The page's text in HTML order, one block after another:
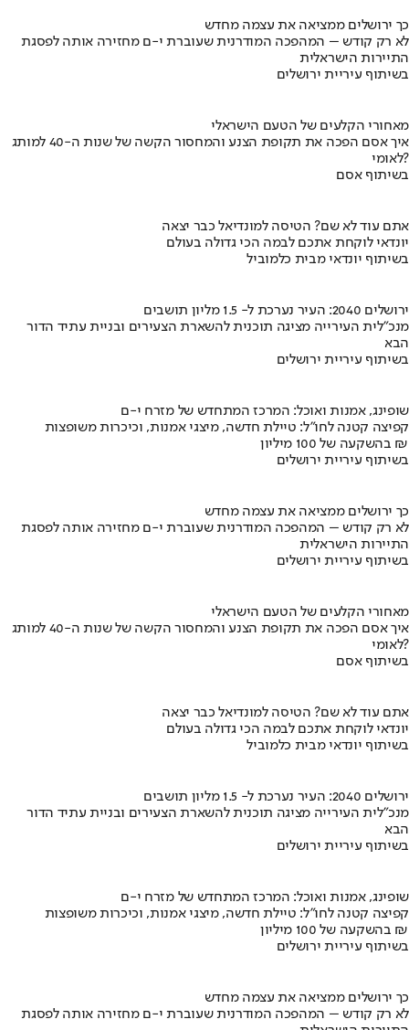
כך ירושלים ממציאה את עצמה מחדש
לא רק קודש – המהפכה המודרנית שעוברת י-ם מחזירה אותה לפסגת
התיירות הישראלית
בשיתוף עיריית ירושלים
מאחורי הקלעים של הטעם הישראלי
איך אסם הפכה את תקופת הצנע והמחסור הקשה של שנות ה-40 למותג
לאומי?
בשיתוף אסם
אתם עוד לא שם? הטיסה למונדיאל כבר יצאה
יונדאי לוקחת אתכם לבמה הכי גדולה בעולם
בשיתוף יונדאי מבית כלמוביל
ירושלים 2040: העיר נערכת ל- 1.5 מליון תושבים
מנכ"לית העירייה מציגה תוכנית להשארת הצעירים ובניית עתיד הדור
הבא
בשיתוף עיריית ירושלים
שופינג, אמנות ואוכל: המרכז המתחדש של מזרח י-ם
קפיצה קטנה לחו"ל: טיילת חדשה, מיצגי אמנות, וכיכרות משופצות
בהשקעה של 100 מיליון ₪
בשיתוף עיריית ירושלים
כך ירושלים ממציאה את עצמה מחדש
לא רק קודש – המהפכה המודרנית שעוברת י-ם מחזירה אותה לפסגת
התיירות הישראלית
בשיתוף עיריית ירושלים
מאחורי הקלעים של הטעם הישראלי
איך אסם הפכה את תקופת הצנע והמחסור הקשה של שנות ה-40 למותג
לאומי?
בשיתוף אסם
אתם עוד לא שם? הטיסה למונדיאל כבר יצאה
יונדאי לוקחת אתכם לבמה הכי גדולה בעולם
בשיתוף יונדאי מבית כלמוביל
ירושלים 2040: העיר נערכת ל- 1.5 מליון תושבים
מנכ"לית העירייה מציגה תוכנית להשארת הצעירים ובניית עתיד הדור
הבא
בשיתוף עיריית ירושלים
שופינג, אמנות ואוכל: המרכז המתחדש של מזרח י-ם
קפיצה קטנה לחו"ל: טיילת חדשה, מיצגי אמנות, וכיכרות משופצות
בהשקעה של 100 מיליון ₪
בשיתוף עיריית ירושלים
כך ירושלים ממציאה את עצמה מחדש
לא רק קודש – המהפכה המודרנית שעוברת י-ם מחזירה אותה לפסגת